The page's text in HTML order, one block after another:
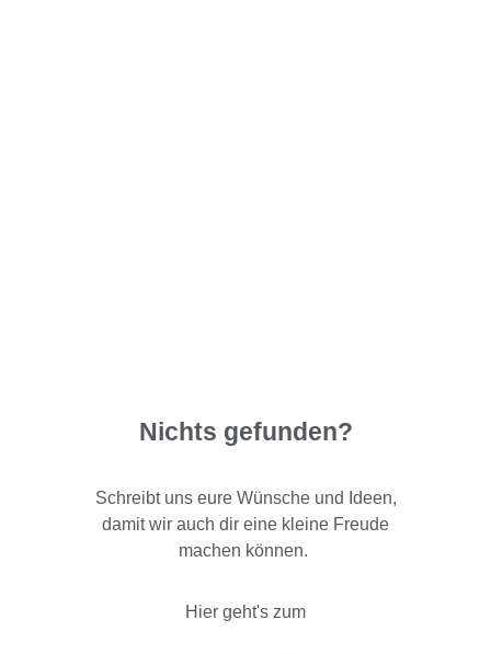
Nichts gefunden?
Schreibt uns eure Wünsche und Ideen,
damit wir auch dir eine kleine Freude
machen können.
Hier geht's zum